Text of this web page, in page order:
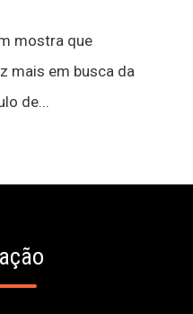
mostra que
mais em busca da
de...